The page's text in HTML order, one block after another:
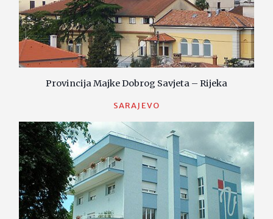
Provincija Majke Dobrog Savjeta – Rijeka
SARAJEVO